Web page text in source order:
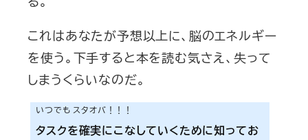
これはあなたが予想以上に、脳のエネルギー
を使う。下手すると本を読む気さえ、失って
しまうくらいなのだ。
いつでも スタオバ！！！
タスクを確実にこなしていくために知ってお